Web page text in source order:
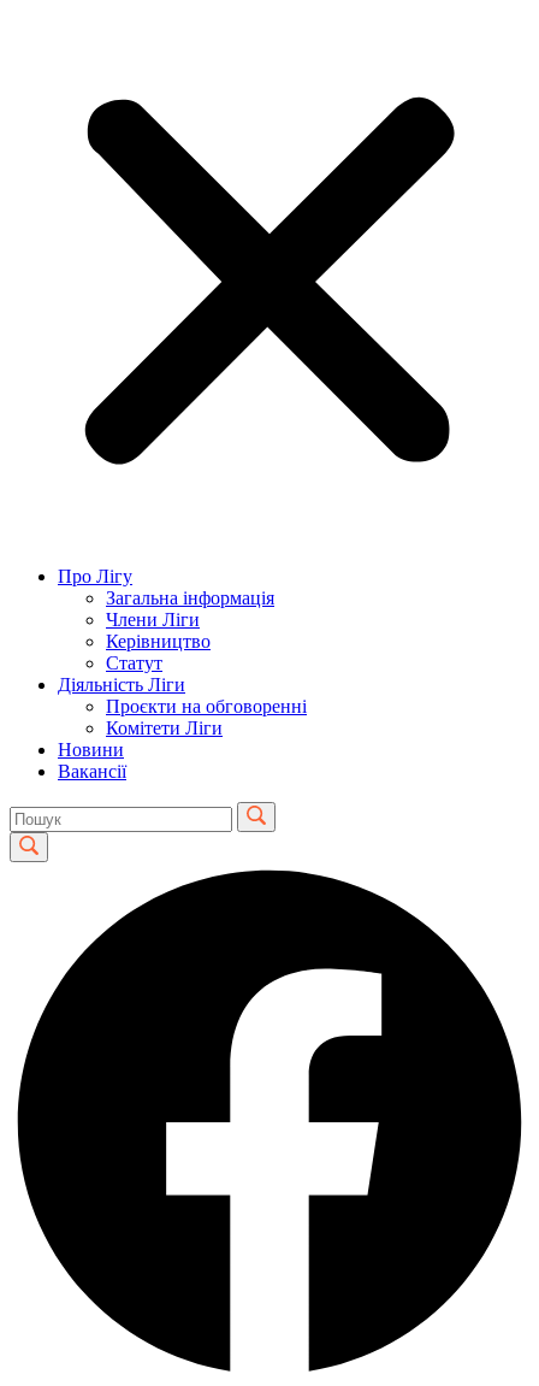
Про Лігу
Загальна інформація
Члени Ліги
Керівництво
Статут
Діяльність Ліги
Проєкти на обговоренні
Комітети Ліги
Новини
Вакансії